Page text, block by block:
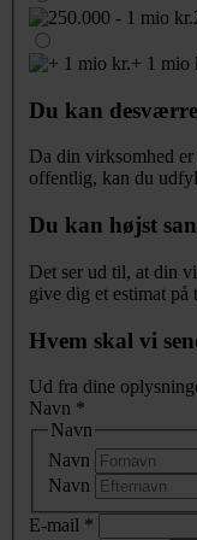
+ 1 mio
Du kan
Da din virksomhed
offentlig, kan du
Du kan højst
Det ser ud til, at din
give dig et estimat på
Hvem skal vi
Ud fra dine
Navn *
Navn
Navn
Navn
E-mail *